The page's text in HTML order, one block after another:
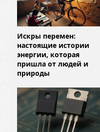
Искры перемен:
настоящие истории
энергии, которая
пришла от людей и
природы